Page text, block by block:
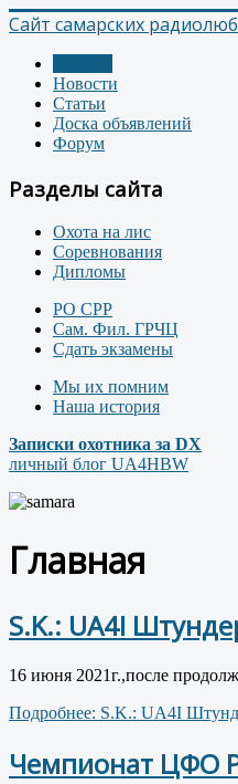
Сайт самарских
Новости
Статьи
Доска объявлений
Форум
Разделы сайта
Охота на лис
Соревнования
Дипломы
РО СРР
Сам. Фил. ГРЧЦ
Сдать экзамены
Мы их помним
Наша история
Записки охотника за DX
личный блог UA4HBW
Главная
S.K.: UA4I
16 июня 2021г.,после
Подробнее: S.K.: UA4I
Чемпионат ЦФО